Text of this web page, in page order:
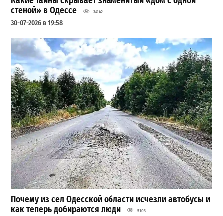
стеной» в Одессе
34142
30-07-2026 в 19:58
Почему из сел Одесской области исчезли автобусы и
как теперь добираются люди
5103